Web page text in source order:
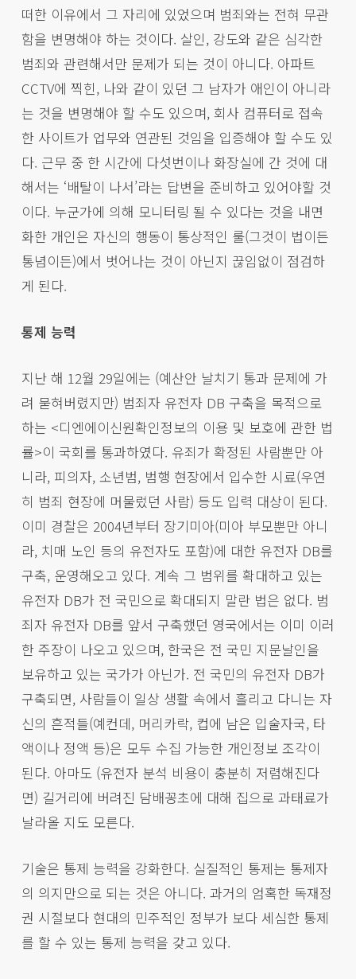
떠한 이유에서 그 자리에 있었으며 범죄와는 전혀 무관
함을 변명해야 하는 것이다. 살인, 강도와 같은 심각한
범죄와 관련해서만 문제가 되는 것이 아니다. 아파트
CCTV에 찍힌, 나와 같이 있던 그 남자가 애인이 아니라
는 것을 변명해야 할 수도 있으며, 회사 컴퓨터로 접속
한 사이트가 업무와 연관된 것임을 입증해야 할 수도 있
다. 근무 중 한 시간에 다섯번이나 화장실에 간 것에 대
해서는 ‘배탈이 나서’라는 답변을 준비하고 있어야할 것
이다. 누군가에 의해 모니터링 될 수 있다는 것을 내면
화한 개인은 자신의 행동이 통상적인 룰(그것이 법이든
통념이든)에서 벗어나는 것이 아닌지 끊임없이 점검하
게 된다.
통제 능력
지난 해 12월 29일에는 (예산안 날치기 통과 문제에 가
려 묻혀버렸지만) 범죄자 유전자 DB 구축을 목적으로
하는 <디엔에이신원확인정보의 이용 및 보호에 관한 법
률>이 국회를 통과하였다. 유죄가 확정된 사람뿐만 아
니라, 피의자, 소년범, 범행 현장에서 입수한 시료(우연
히 범죄 현장에 머물렀던 사람) 등도 입력 대상이 된다.
이미 경찰은 2004년부터 장기미아(미아 부모뿐만 아니
라, 치매 노인 등의 유전자도 포함)에 대한 유전자 DB를
구축, 운영해오고 있다. 계속 그 범위를 확대하고 있는
유전자 DB가 전 국민으로 확대되지 말란 법은 없다. 범
죄자 유전자 DB를 앞서 구축했던 영국에서는 이미 이러
한 주장이 나오고 있으며, 한국은 전 국민 지문날인을
보유하고 있는 국가가 아닌가. 전 국민의 유전자 DB가
구축되면, 사람들이 일상 생활 속에서 흘리고 다니는 자
신의 흔적들(예컨데, 머리카락, 컵에 남은 입술자국, 타
액이나 정액 등)은 모두 수집 가능한 개인정보 조각이
된다. 아마도 (유전자 분석 비용이 충분히 저렴해진다
면) 길거리에 버려진 담배꽁초에 대해 집으로 과태료가
날라올 지도 모른다.
기술은 통제 능력을 강화한다. 실질적인 통제는 통제자
의 의지만으로 되는 것은 아니다. 과거의 엄혹한 독재정
권 시절보다 현대의 민주적인 정부가 보다 세심한 통제
를 할 수 있는 통제 능력을 갖고 있다.